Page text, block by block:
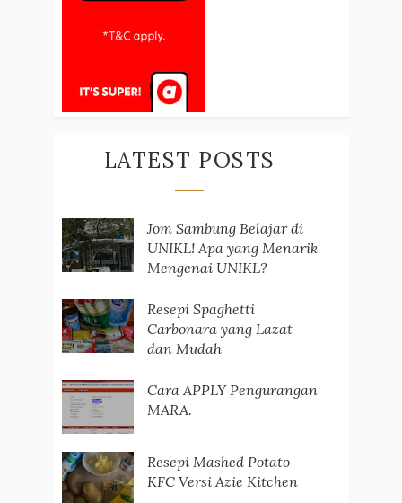
LATEST POSTS
Jom Sambung Belajar di
UNIKL! Apa yang Menarik
Mengenai UNIKL?
Resepi Spaghetti
Carbonara yang Lazat
dan Mudah
Cara APPLY Pengurangan
MARA.
Resepi Mashed Potato
KFC Versi Azie Kitchen